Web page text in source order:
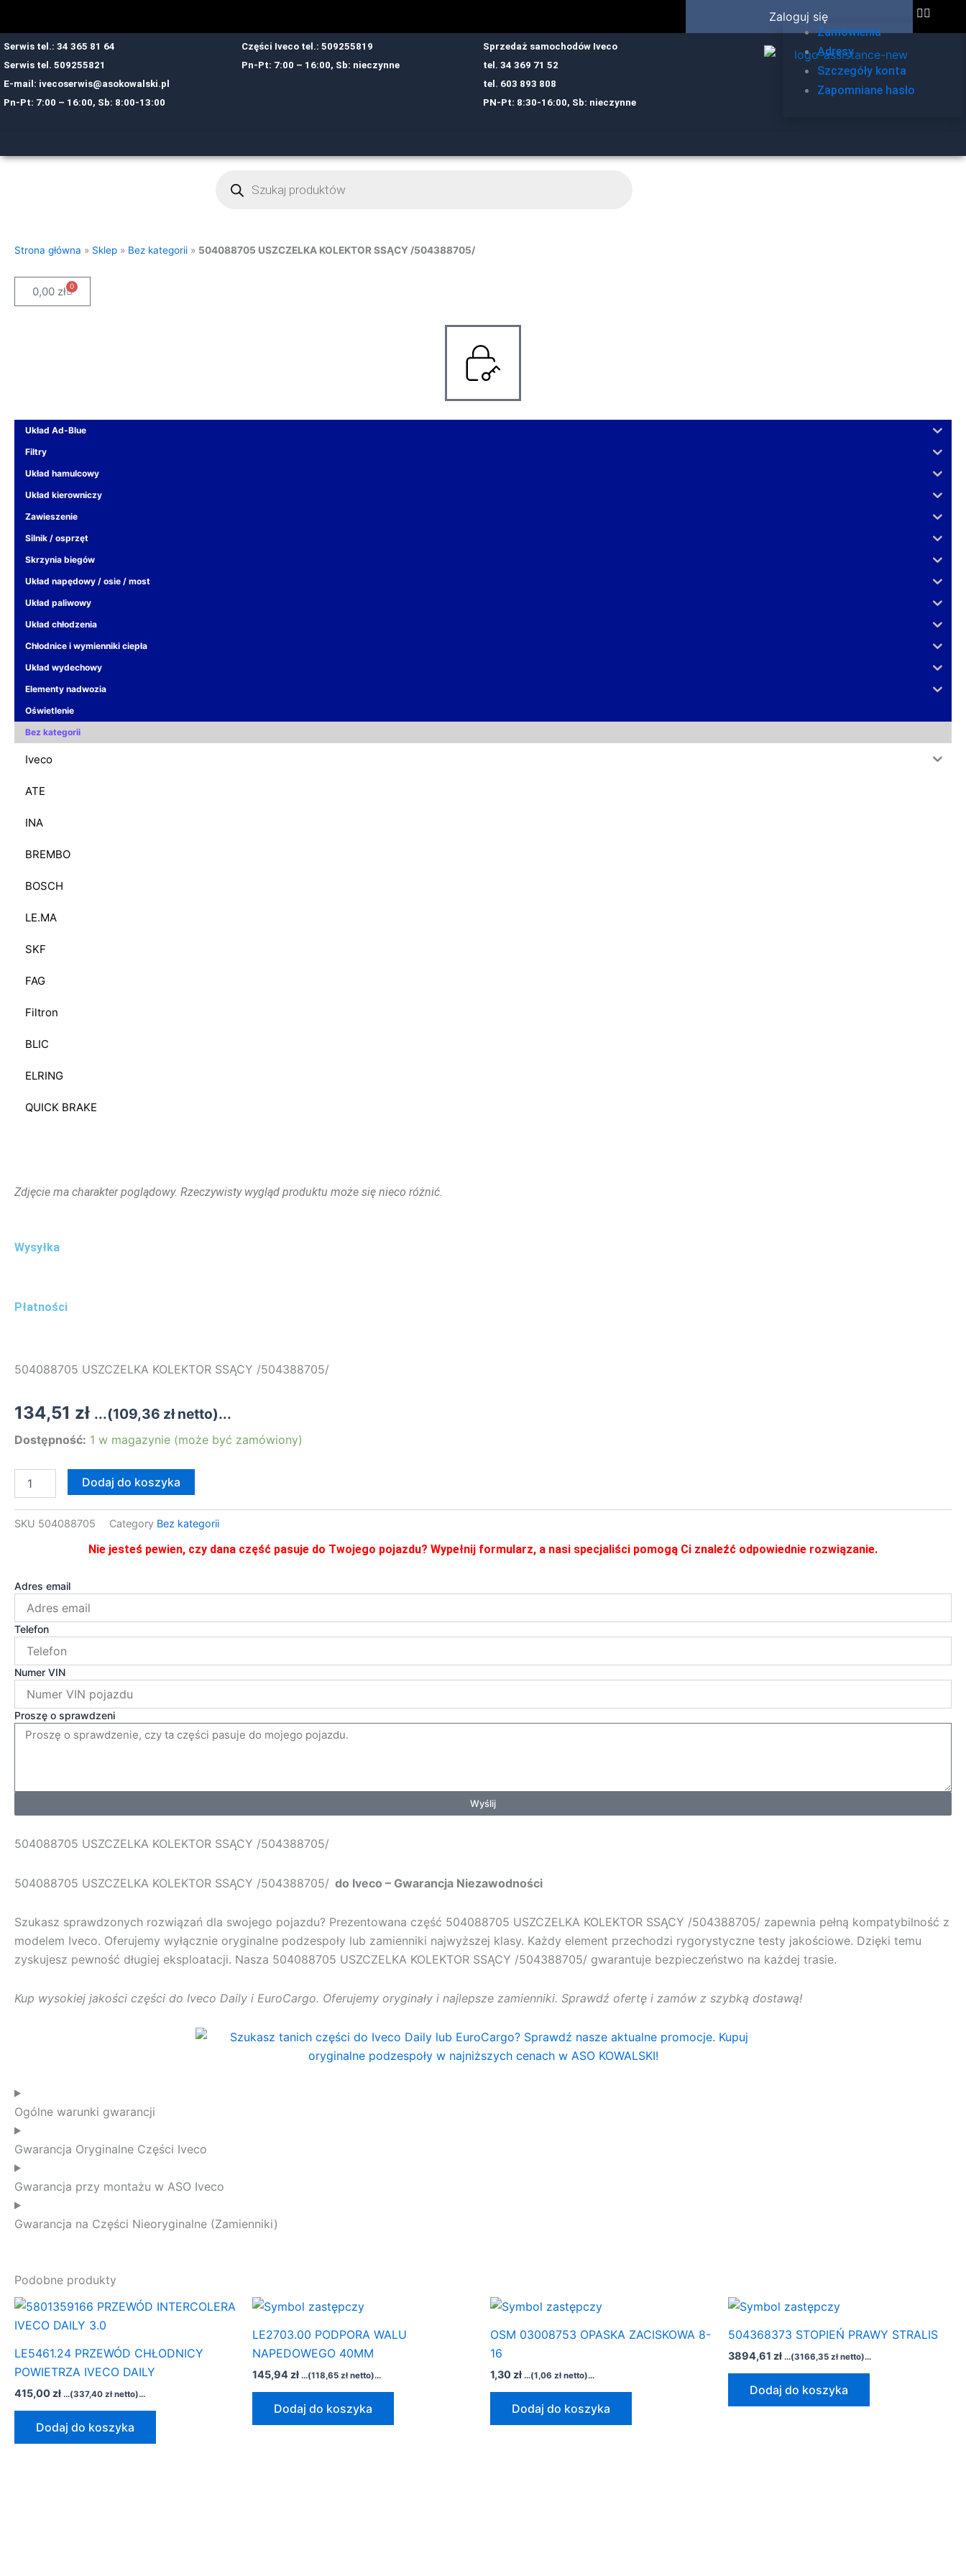
treści
Zaloguj się
Zamówienia
Adresy
Szczegóły konta
Zapomniane hasło
Serwis tel.: 34 365 81 64
Serwis tel. 509255821
E-mail: ivecoserwis@asokowalski.pl
Pn-Pt: 7:00 – 16:00, Sb: 8:00-13:00
Części Iveco tel.: 509255819
Pn-Pt: 7:00 – 16:00, Sb: nieczynne
Sprzedaż samochodów Iveco
tel. 34 369 71 52
tel. 603 893 808
PN-Pt: 8:30-16:00, Sb: nieczynne
produktów
Strona główna » Sklep » Bez kategorii » 504088705 USZCZELKA KOLEKTOR SSĄCY /504388705/
0,00 zł 0
Cart
Układ Ad-Blue
Filtry
Układ hamulcowy
Układ kierowniczy
Zawieszenie
Silnik / osprzęt
Skrzynia biegów
Układ napędowy / osie / most
Układ paliwowy
Układ chłodzenia
Chłodnice i wymienniki ciepła
Układ wydechowy
Elementy nadwozia
Oświetlenie
Bez kategorii
Iveco
ATE
INA
BREMBO
BOSCH
LE.MA
SKF
FAG
Filtron
BLIC
ELRING
QUICK BRAKE
Zdjęcie ma charakter poglądowy. Rzeczywisty wygląd produktu może się nieco różnić.
Wysyłka
Płatności
504088705 USZCZELKA KOLEKTOR SSĄCY /504388705/
134,51 zł ...(109,36 złnetto)...
Dostępność: 1 w magazynie (może być zamówiony)
ilość
504088705
KOLEKTOR
/504388705/
Dodaj do koszyka
SKU 504088705 Category Bez kategorii
Nie jesteś pewien, czy dana część pasuje do Twojego pojazdu? Wypełnij formularz, a nasi specjaliści pomogą Ci znaleźć odpowiednie rozwiązanie.
Adres email
Telefon
Numer VIN
Proszę o sprawdzeni
Wyślij
504088705 USZCZELKA KOLEKTOR SSĄCY /504388705/
504088705 USZCZELKA KOLEKTOR SSĄCY /504388705/ do Iveco – Gwarancja Niezawodności
Szukasz sprawdzonych rozwiązań dla swojego pojazdu? Prezentowana część 504088705 USZCZELKA KOLEKTOR SSĄCY /504388705/ zapewnia pełną kompatybilność z
modelem Iveco. Oferujemy wyłącznie oryginalne podzespoły lub zamienniki najwyższej klasy. Każdy element przechodzi rygorystyczne testy jakościowe. Dzięki temu
zyskujesz pewność długiej eksploatacji. Nasza 504088705 USZCZELKA KOLEKTOR SSĄCY /504388705/ gwarantuje bezpieczeństwo na każdej trasie.
Kup wysokiej jakości części do Iveco Daily i EuroCargo. Oferujemy oryginały i najlepsze zamienniki. Sprawdź ofertę i zamów z szybką dostawą!
Ogólne warunki gwarancji
Gwarancja Oryginalne Części Iveco
Gwarancja przy montażu w ASO Iveco
Gwarancja na Części Nieoryginalne (Zamienniki)
Podobne produkty
LE5461.24 PRZEWÓD CHŁODNICY
POWIETRZA IVECO DAILY
415,00 zł ...(337,40 zł netto)...
Dodaj do koszyka
LE2703.00 PODPORA WALU
NAPEDOWEGO 40MM
145,94 zł ...(118,65 zł netto)...
Dodaj do koszyka
OSM 03008753 OPASKA ZACISKOWA 8-
16
1,30 zł ...(1,06 zł netto)...
Dodaj do koszyka
504368373 STOPIEŃ PRAWY STRALIS
3894,61 zł ...(3166,35 zł netto)...
Dodaj do koszyka